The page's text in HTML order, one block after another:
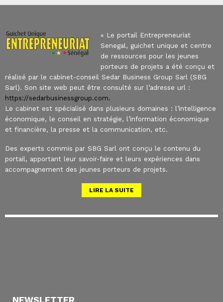
« Le portail Entrepreneuriat
Senegal, guichet unique et centre
de ressources pour les jeunes
porteurs de projets a été conçu et
réalisé par le cabinet-conseil Sedar Business Group Sarl (SBG
Sarl). Son site web peut être consulté sur l’adresse url :
https://sedarbusinessgroup.com.
Le cabinet est spécialisé dans plusieurs domaines : l’intelligence
économique, le conseil en stratégie, l’information économique
et financière, la presse et la communication, etc.
Des experts commis par SBG Sarl ont conçu le contenu du
portail, apportant leur savoir-faire et leurs expériences dans
accompagnement des jeunes porteurs de projets.
LIRE LA SUITE